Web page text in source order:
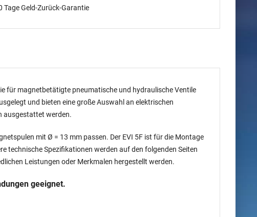
Tage Geld-Zurück-Garantie
für magnetbetätigte pneumatische und hydraulische Ventile
und bieten eine große Auswahl an elektrischen
ausgestattet werden.
mit Ø = 13 mm passen. Der EVI 5F ist für die Montage
technische Spezifikationen werden auf den folgenden Seiten
Leistungen oder Merkmalen hergestellt werden.
geeignet.